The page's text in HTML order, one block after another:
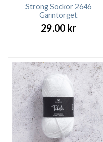
Strong Sockor 2646
Garntorget
29.00 kr